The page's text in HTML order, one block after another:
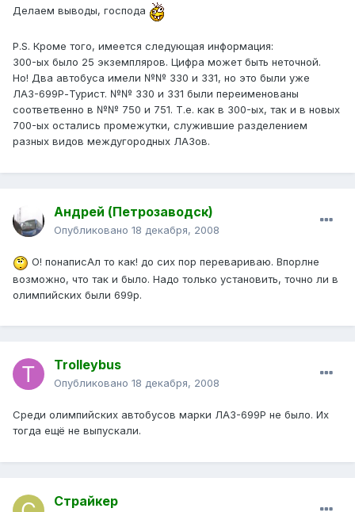
Делаем выводы, господа
P.S. Кроме того, имеется следующая информация:
300-ых было 25 экземпляров. Цифра может быть неточной.
Но! Два автобуса имели №№ 330 и 331, но это были уже
ЛАЗ-699Р-Турист. №№ 330 и 331 были переименованы
соответвенно в №№ 750 и 751. Т.е. как в 300-ых, так и в новых
700-ых остались промежутки, служившие разделением
разных видов междугородных ЛАЗов.
Андрей (Петрозаводск)
Опубликовано 18 декабря, 2008
О! понаписАл то как! до сих пор перевариваю. Впорлне
возможно, что так и было. Надо только установить, точно ли в
олимпийских были 699р.
Trolleybus
Опубликовано 18 декабря, 2008
Среди олимпийских автобусов марки ЛАЗ-699Р не было. Их
тогда ещё не выпускали.
Страйкер